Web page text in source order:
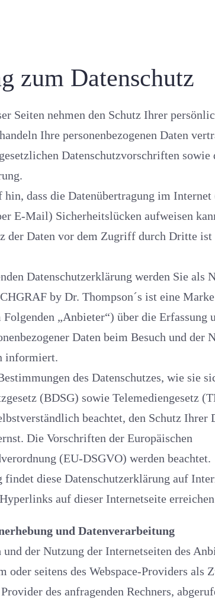
zum Datenschutz
nehmen den Schutz Ihrer persönlichen Daten
Ihre personenbezogenen Daten vertraulich und
Datenschutzvorschriften sowie dieser
die Datenübertragung im Internet (z.B. bei der
Mail) Sicherheitslücken aufweisen kann. Ein
der Daten vor dem Zugriff durch Dritte ist
werden Sie als Nutzer der
by Dr. Thompson´s ist eine
„Anbieter“) über die Erfassung und
Daten beim Besuch und der
informiert.
des Datenschutzes, wie sie sich etwa im
(BDSG) sowie Telemediengesetz (TMG)
beachtet, den Schutz Ihrer
Die Vorschriften der Europäischen
(EU-DSGVO) werden beachtet.
diese Datenschutzerklärung auf Internetseiten
Allgemeine Datenerhebung und Datenverarbeitung
Nutzung der Internetseiten des Anbieters
seitens des Webspace-Providers als Zugriffsdaten
des anfragenden Rechners,